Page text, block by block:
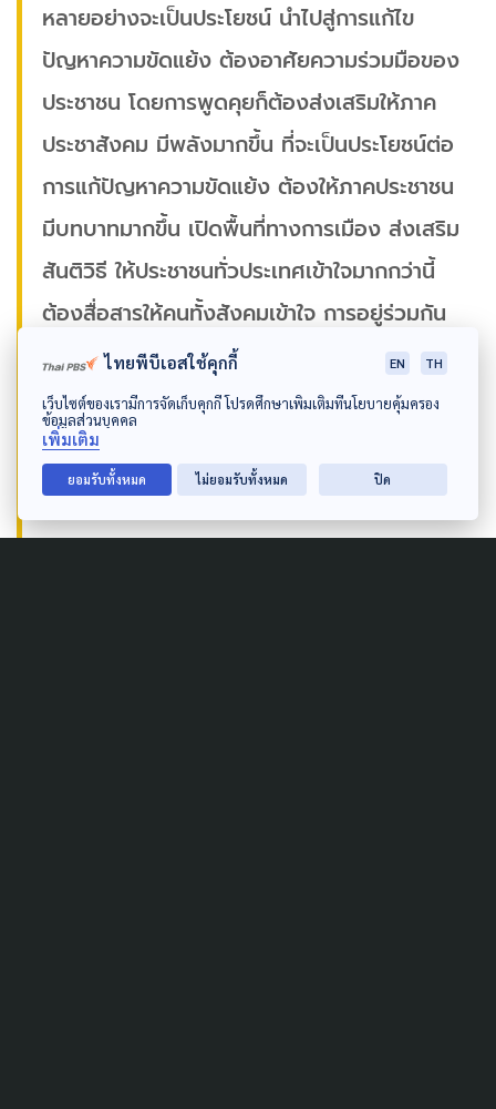
หลายอย่างจะเป็นประโยชน์ นำไปสู่การแก้ไข
ปัญหาความขัดแย้ง ต้องอาศัยความร่วมมือของ
ประชาชน โดยการพูดคุยก็ต้องส่งเสริมให้ภาค
ประชาสังคม มีพลังมากขึ้น ที่จะเป็นประโยชน์ต่อ
การแก้ปัญหาความขัดแย้ง ต้องให้ภาคประชาชน
มีบทบาทมากขึ้น เปิดพื้นที่ทางการเมือง ส่งเสริม
สันติวิธี ให้ประชาชนทั่วประเทศเข้าใจมากกว่านี้
ต้องสื่อสารให้คนทั้งสังคมเข้าใจ การอยู่ร่วมกัน
แม้ว่าวัฒนธรรม ความคิดเห็นจะต่างกัน ต้อง
มองว่า คิดต่างกันได้ แต่ต่างคนต่างต้องการ
พัฒนาประเทศไทยได้เหมือนกัน”
จาตุรนต์ ฉายแสง
ไทยพีบีเอสใช้คุกกี้ EN TH
เว็บไซต์ของเรามีการจัดเก็บคุกกี้ โปรดศึกษาเพิ่มเติมที่นโยบายคุ้มครอง
ข้อมูลส่วนบุคคล
เพิ่มเติม
ยอมรับทั้งหมด ไม่ยอมรับทั้งหมด ปิด